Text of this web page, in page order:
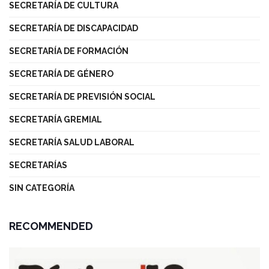
SECRETARÍA DE CULTURA
SECRETARÍA DE DISCAPACIDAD
SECRETARÍA DE FORMACIÓN
SECRETARÍA DE GÉNERO
SECRETARÍA DE PREVISIÓN SOCIAL
SECRETARÍA GREMIAL
SECRETARÍA SALUD LABORAL
SECRETARÍAS
SIN CATEGORÍA
RECOMMENDED